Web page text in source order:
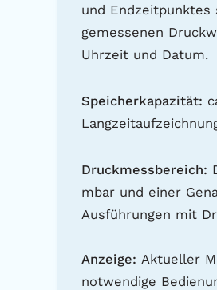
und Endzeitpunktes
gemessenen
Uhrzeit und Datum.
Speicherkapazität:
Druckmessbereich:
mbar und einer
Ausführungen mit
Anzeige: Aktueller
notwendige